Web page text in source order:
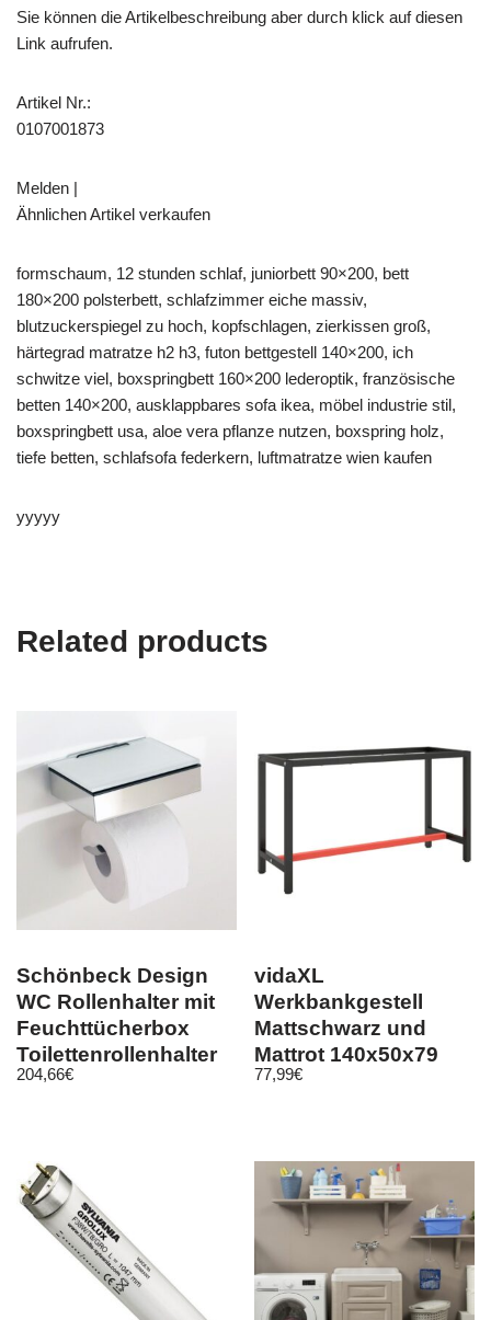
Sie können die Artikelbeschreibung aber durch klick auf diesen
Link aufrufen.
Artikel Nr.:
0107001873
Melden |
Ähnlichen Artikel verkaufen
formschaum, 12 stunden schlaf, juniorbett 90×200, bett
180×200 polsterbett, schlafzimmer eiche massiv,
blutzuckerspiegel zu hoch, kopfschlagen, zierkissen groß,
härtegrad matratze h2 h3, futon bettgestell 140×200, ich
schwitze viel, boxspringbett 160×200 lederoptik, französische
betten 140×200, ausklappbares sofa ikea, möbel industrie stil,
boxspringbett usa, aloe vera pflanze nutzen, boxspring holz,
tiefe betten, schlafsofa federkern, luftmatratze wien kaufen
yyyyy
Related products
Schönbeck Design
WC Rollenhalter mit
Feuchttücherbox
Toilettenrollenhalter
weiß
204,66€
vidaXL
Werkbankgestell
Mattschwarz und
Mattrot 140x50x79
cm Metall
77,99€